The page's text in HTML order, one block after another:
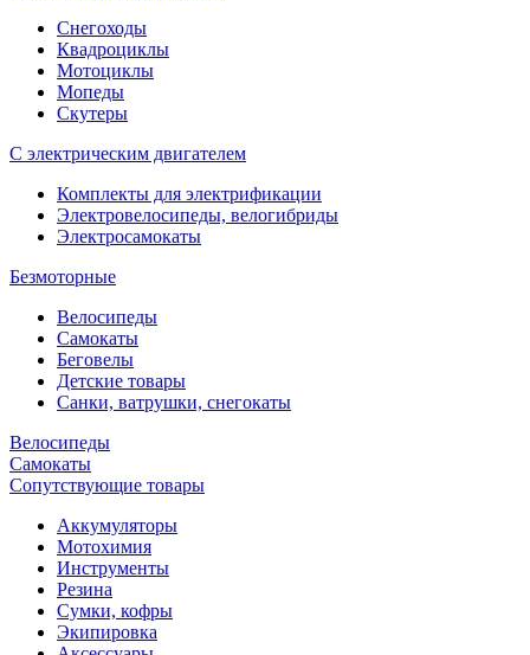
Снегоходы
Квадроциклы
Мотоциклы
Мопеды
Скутеры
С электрическим двигателем
Комплекты для электрификации
Электровелосипеды, велогибриды
Электросамокаты
Безмоторные
Велосипеды
Самокаты
Беговелы
Детские товары
Санки, ватрушки, снегокаты
Велосипеды
Самокаты
Сопутствующие товары
Аккумуляторы
Мотохимия
Инструменты
Резина
Сумки, кофры
Экипировка